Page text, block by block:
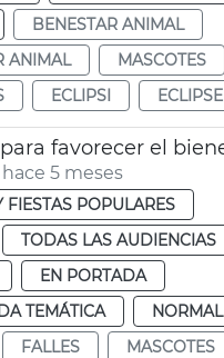
BENESTAR ANIMAL
ANIMAL
MASCOTES
ECLIPSI ECLIPSE
5 meses
FIESTAS POPULARES
TODAS LAS AUDIENCIAS
EN PORTADA
TEMÁTICA
NORMAL
FALLES
MASCOTES